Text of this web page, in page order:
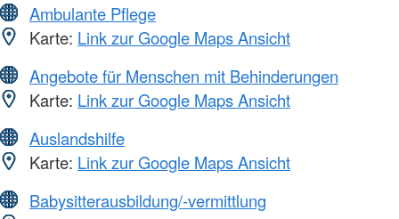
Ambulante Pflege
Karte: Link zur Google Maps Ansicht
Angebote für Menschen mit Behinderungen
Karte: Link zur Google Maps Ansicht
Auslandshilfe
Karte: Link zur Google Maps Ansicht
Babysitterausbildung/-vermittlung